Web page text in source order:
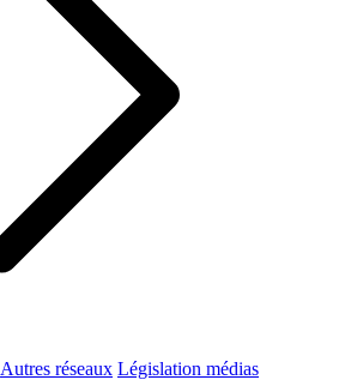
Autres réseaux Législation médias